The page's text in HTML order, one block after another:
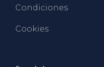
Condiciones
Cookies